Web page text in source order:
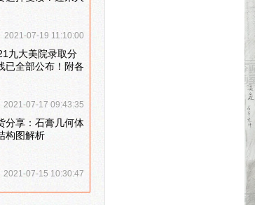
2021-07-19 11:10:00
九大美院录取分
已全部公布！附各
2021-07-17 09:43:35
分享：石膏几何体
构图解析
2021-07-15 10:30:47